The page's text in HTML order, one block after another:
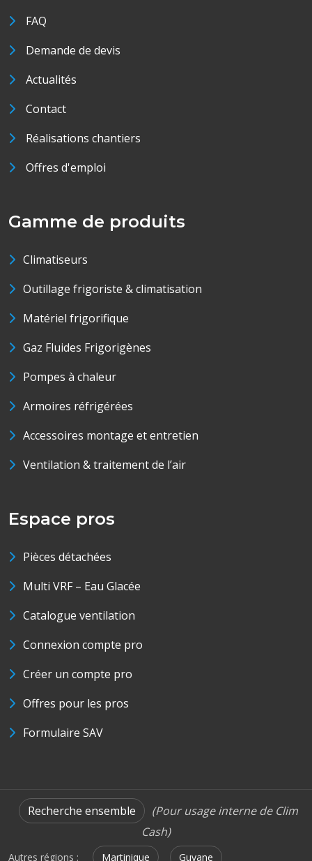
FAQ
Demande de devis
Actualités
Contact
Réalisations chantiers
Offres d'emploi
Gamme de produits
Climatiseurs
Outillage frigoriste & climatisation
Matériel frigorifique
Gaz Fluides Frigorigènes
Pompes à chaleur
Armoires réfrigérées
Accessoires montage et entretien
Ventilation & traitement de l’air
Espace pros
Pièces détachées
Multi VRF – Eau Glacée
Catalogue ventilation
Connexion compte pro
Créer un compte pro
Offres pour les pros
Formulaire SAV
Recherche ensemble
(Pour usage interne de Clim
Cash)
Autres régions : Martinique Guyane